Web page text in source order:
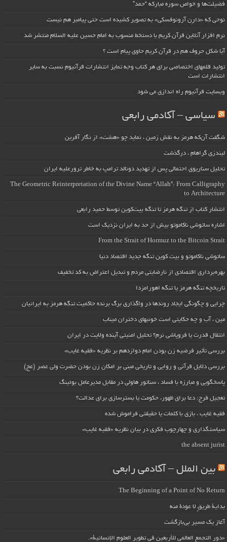
فضیلت‌ها و خواص سوره مبارکه “حمد”
نوحی که «دارِن آرونوفسکی» به تصویر کشیده است حتی پیامبر هم نیست
نرم افزار آنلاین قرآن کریم با دستخط منسوب به امام حسین علیه السلام منتشر شد
آیا شکل حروف هم در قرآن کریم حاوی پیام است ؟
تولید قلمهای اختصاصی برای هر کتاب وجه تمایز انتشارات قرآنیوم نسبت به سایر
انتشارات است
وبسایت قرآنیوم راه اندازی می شود
سیاسی – آکادمی رابعی
شگفت آن‌که هرمز به نقش زمین ، نماید چو «هشت» از نگار آفرین
لیندزی گراهام ، درگذشت
تحلیل سناریوی احتمالی پس از تهدید دونالد ترامپ به خاطر ترورعلیه ایران
The Geometric Reinterpretation of the Divine Name “Allah”: From Calligraphy
to Architecture
انتشار کتاب از تنگه هرمز تا تنگه بیت‌کوین توسط حمید رابعی
اشاره ساتوشی ناکاموتو بیش از حد به ایران نزدیک است
From the Strait of Hormuz to the Bitcoin Strait
ساتوشی ناکاموتو و بیت کوین تنگه جدید اقتصاد دنیا
بهره‌برداری اقتصادی از نارضایتی مردم و تبدیل اعتراض به کد تخفیف
تاریخچه تنگه هرمز یا تنگه اهورامزدا
چرایی و چگونگی ایجاد روندها در واگذاری برگ برنده حاکمیت تنگه هرمز به ایرانیان
مین ، آب و چه حکایتی است خونبهای دختران میناب
انتقال قدرت یا فروپاشی نرم؟ تحلیل امنیتی آینده ولایت در ایران
بررسی تأثیر فرضیه زن بودن امام دوازدهم بر نظریه «فقیه غایب»
بررسی دلایل قرآنی و روایی و تاریخی مبنی بر امکان زن بودن حضرت ولی عصر (عج)
پاسخگویی و مبارزه با فساد ، سناتور هاولی در مقابل مدیرعامل بوئینگ
تعجیل فرج: دعا برای ظهور، حکومت یا بسترسازی برای عدالت؟
فقیه غایب ، بازی با کلمات یا حقیقتی فراموش شده
سیاستگذاری و چهارچوب فکری در بیان نظریه «فقیه غایب»
the absent jurist
بین الملل – آکادمی رابعی
The Beginning of a Point of No Return
بداية طريقٍ لا عودة منه
آغاز یک مسیر بی‌بازگشت
«دور التجمع العالمي للأربعين في تطوير العلوم الإنسانية».